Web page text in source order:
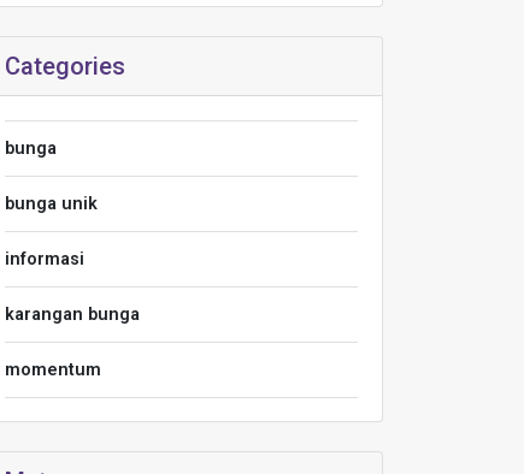
Categories
bunga
bunga unik
informasi
karangan bunga
momentum